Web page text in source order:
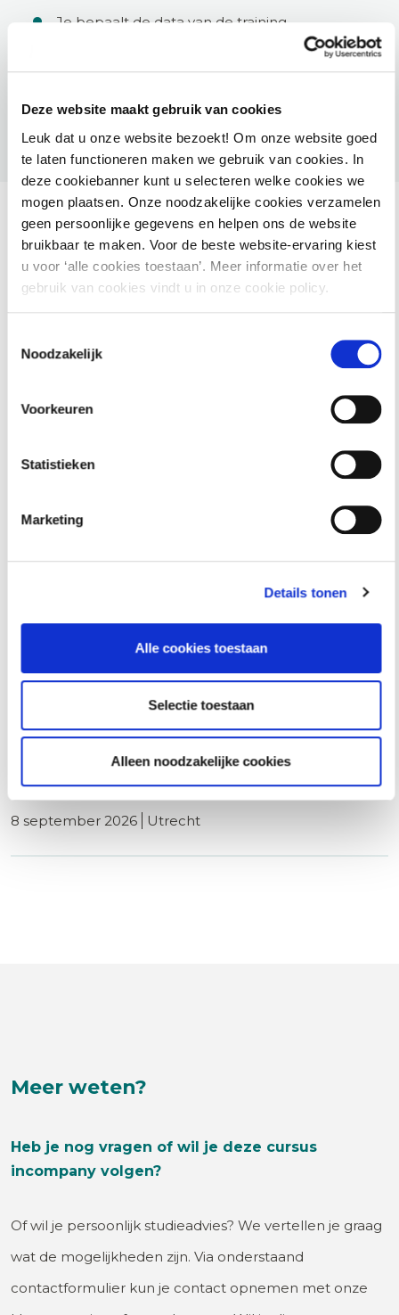
Deze website maakt gebruik van cookies
Leuk dat u onze website bezoekt! Om onze website goed
te laten functioneren maken we gebruik van cookies. In
deze cookiebanner kunt u selecteren welke cookies we
mogen plaatsen. Onze noodzakelijke cookies verzamelen
geen persoonlijke gegevens en helpen ons de website
bruikbaar te maken. Voor de beste website-ervaring kiest
u voor ‘alle cookies toestaan’. Meer informatie over het
gebruik van cookies vindt u in onze cookie policy.
Noodzakelijk
Voorkeuren
Statistieken
Marketing
Details tonen
Alle cookies toestaan
Selectie toestaan
Alleen noodzakelijke cookies
Je bepaalt de data van de training
Ook interessant voor jou
2 september 2026
8 september 2026
Basiscursus Omgevingsvergunning
Omgevingswet
8 september 2026
Woningtoezicht)
8 september 2026 utrecht
Meer weten?
Heb je nog vragen of wil je deze cursus
incompany volgen?
Of wil je persoonlijk studieadvies? We vertellen je graag
wat de mogelijkheden zijn. Via onderstaand
contactformulier kun je contact opnemen met onze